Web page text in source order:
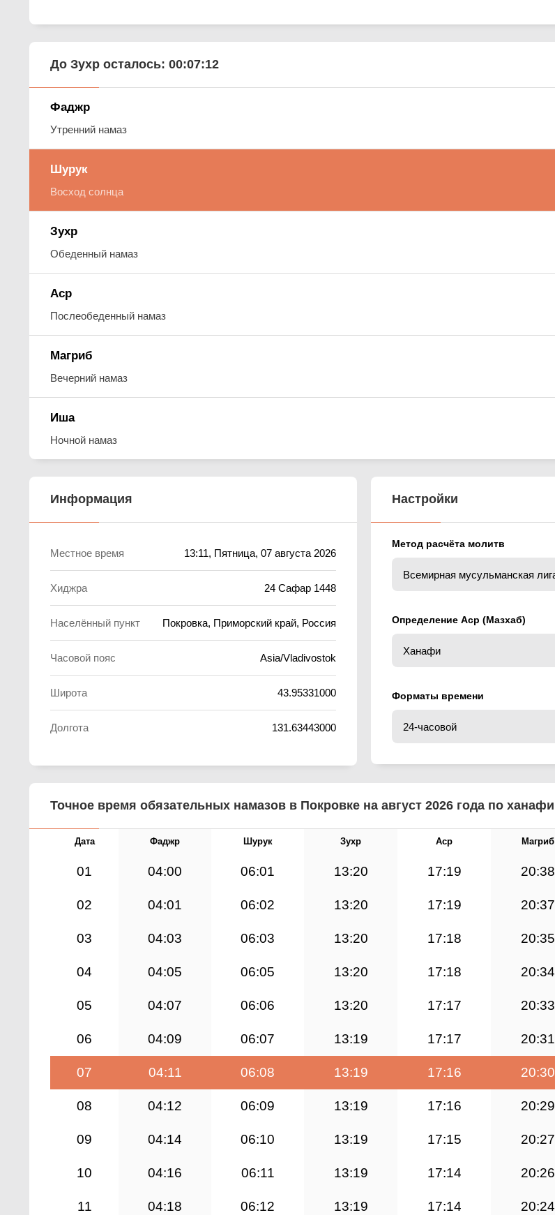
До Зухр осталось: 00:07:11
Фаджр
Утренний намаз
Шурук
Восход солнца
Зухр
Обеденный намаз
Аср
Послеобеденный намаз
Магриб
Вечерний намаз
Иша
Ночной намаз
Информация
Местное время 13:11, Пятница, 07 августа 2026
Хиджра 24 Сафар 1448
Населённый пункт Покровка, Приморский край, Россия
Часовой пояс Asia/Vladivostok
Широта 43.95331000
Долгота 131.63443000
Настройки
Метод расчёта молитв
Определение Аср (Мазхаб)
Форматы времени
Точное время обязательных намазов в Покровке на август 2026 года по ханафи
Дата Фаджр Шурук Зухр Аср Магриб
01 04:00 06:01 13:20 17:19 20:38
02 04:01 06:02 13:20 17:19 20:37
03 04:03 06:03 13:20 17:18 20:35
04 04:05 06:05 13:20 17:18 20:34
05 04:07 06:06 13:20 17:17 20:33
06 04:09 06:07 13:19 17:17 20:31
07 04:11 06:08 13:19 17:16 20:30
08 04:12 06:09 13:19 17:16 20:29
09 04:14 06:10 13:19 17:15 20:27
10 04:16 06:11 13:19 17:14 20:26
11 04:18 06:12 13:19 17:14 20:24